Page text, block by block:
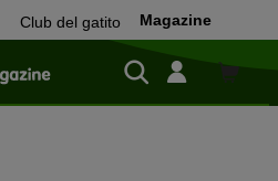
Club del gatito Magazine
Tienda